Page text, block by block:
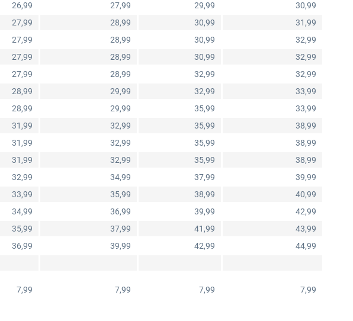
26,99 27,99 29,99
30,99
27,99 28,99 30,99
31,99
27,99 28,99 30,99
32,99
27,99 28,99 30,99
32,99
27,99 28,99 32,99
32,99
28,99 29,99 32,99
33,99
28,99 29,99 35,99
33,99
31,99 32,99 35,99
38,99
31,99 32,99 35,99
38,99
31,99 32,99 35,99
38,99
32,99 34,99 37,99
39,99
33,99 35,99 38,99
40,99
34,99 36,99 39,99
42,99
35,99 37,99 41,99
43,99
36,99 39,99 42,99
44,99
7,99 7,99 7,99 7,99